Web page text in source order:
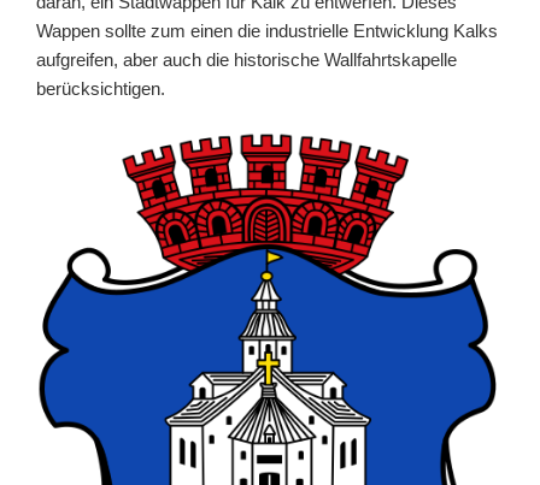
Wappen sollte zum einen die industrielle Entwicklung Kalks
aufgreifen, aber auch die historische Wallfahrtskapelle
berücksichtigen.